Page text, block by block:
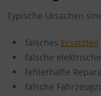
Typische Ursachen
falsches Ersatzteil
falsche
fehlerhafte
falsche